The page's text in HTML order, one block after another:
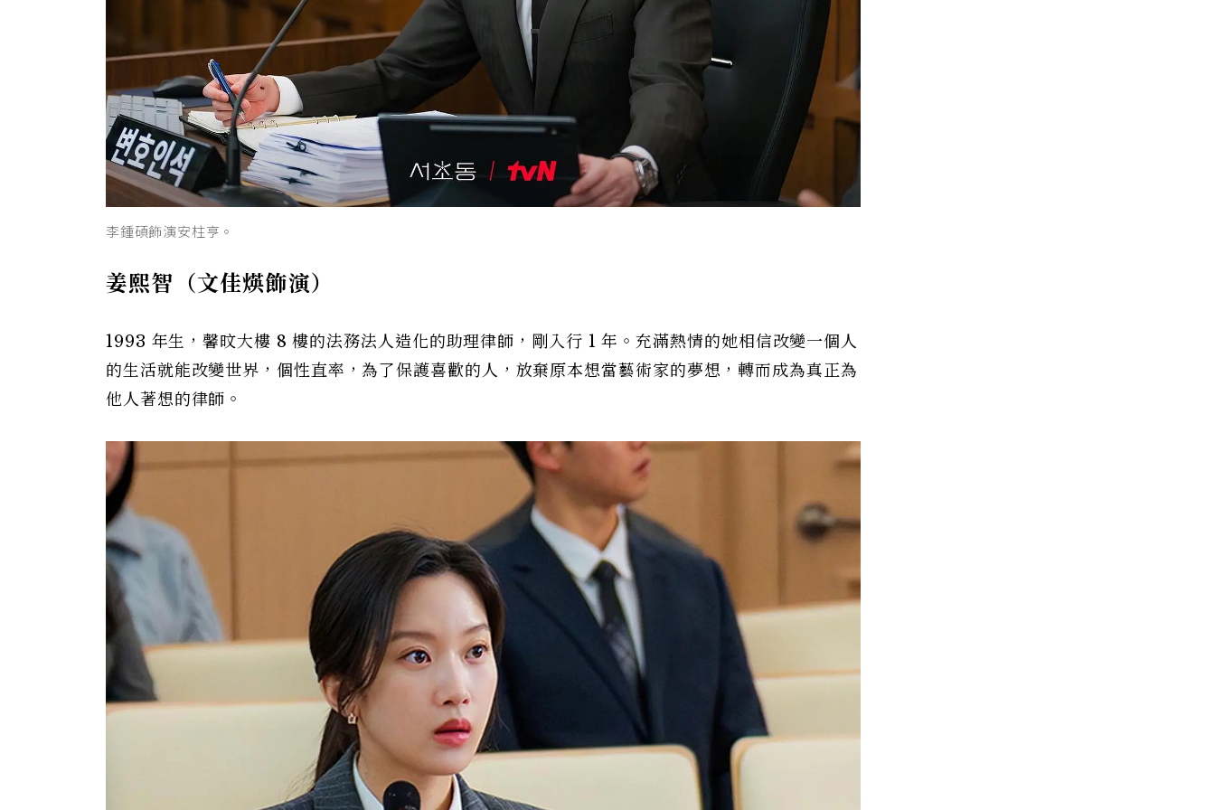
李鍾碩飾演安柱亨。
姜熙智（文佳煐飾演）
1993 年生，馨旼大樓 8 樓的法務法人造化的助理律師，剛入行 1 年。充滿熱情的她相信改變一個人
的生活就能改變世界，個性直率，為了保護喜歡的人，放棄原本想當藝術家的夢想，轉而成為真正為
他人著想的律師。